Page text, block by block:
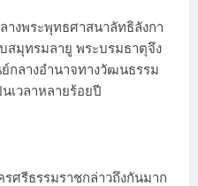
างพระพุทธศาสนาลัทธิลังกา
มุทรมลายู พระบรมธาตุจึง
กลางอำนาจทางวัฒนธรรม
เวลาหลายร้อยปี
ศรีธรรมราชกล่าวถึงกันมาก